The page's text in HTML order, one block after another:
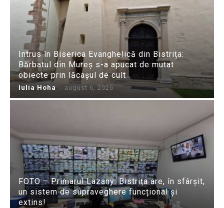
Intrus în Biserica Evanghelică din Bistrița:
Bărbatul din Mureș s-a apucat de mutat
obiecte prin lăcașul de cult
Iulia Hoha - august 6, 2026
FOTO – Primarul Lazany: Bistrița are, în sfârșit,
un sistem de supraveghere funcțional și
extins!